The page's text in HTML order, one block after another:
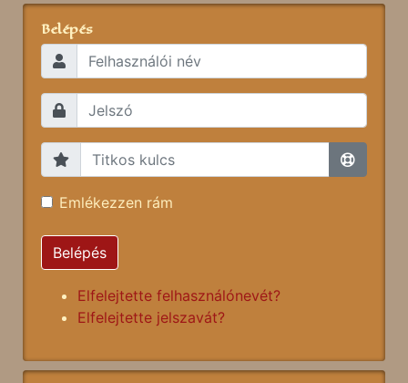
Belépés
Emlékezzen rám
Belépés
Elfelejtette felhasználónevét?
Elfelejtette jelszavát?